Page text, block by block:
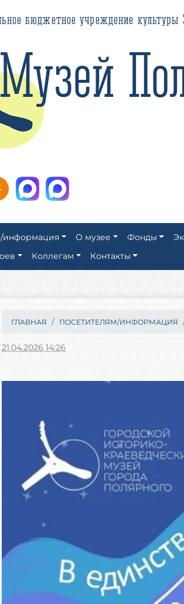
бюджетное учреждение культуры ЗАТО
информация О музее Фонды
Коллегам Контакты
ГЛАВНАЯ ПОСЕТИТЕЛЯМ/ИНФОРМАЦИЯ
21.04.2026 14:26